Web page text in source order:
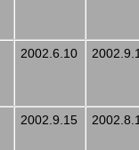
2002.6.10
2002.9.15